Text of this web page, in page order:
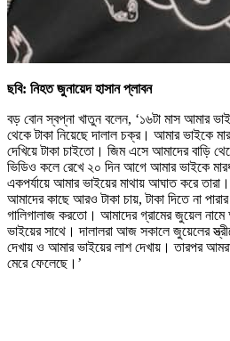
ছবি: নিহত জুনায়েদ হাসান প্লাবন
বড় বোন স্বপ্না খাতুন বলেন, ‘১৬টা মাস আমার
থেকে টাকা নিয়েছে দালাল চক্র। আমার ভাইকে
দেখিয়ে টাকা চাইতো। জিম এসে আমাদের বাড়ি
ভিডিও কলে রেখে ২০ দিন আগে আমার ভাইকে
একপর্যায়ে আমার ভাইয়ের মাথায় আঘাত করে তারা।
আমাদের কাছে আরও টাকা চায়, টাকা দিতে না
গালিগালাজ করতো। আমাদের গ্রামের জুয়েল
ভাইয়ের সাথে। দালালরা আজ সকালে জুয়েলের
দেখায় ও আমার ভাইয়ের লাশ দেখায়। তারপর
মেরে ফেলেছে।’